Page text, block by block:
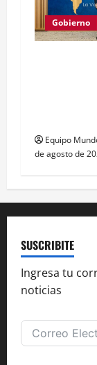
Gobierno
Equipo
de agosto de
SUSCRIBITE
Ingresa tu
noticias